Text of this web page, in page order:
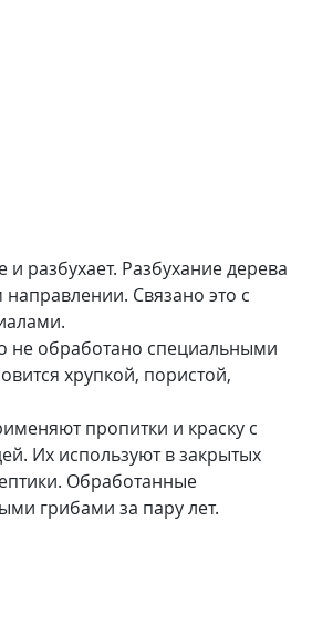
разбухает. Разбухание дерева
Связано это с
не обработано специальными
хрупкой, пористой,
пропитки и краску с
Их используют в закрытых
Обработанные
грибами за пару лет.